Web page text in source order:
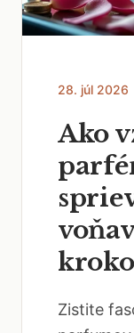
28. júl 2026
Ako
Zistite